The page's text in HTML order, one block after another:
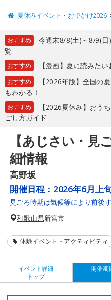
夏休みイベント・おでかけ2026
おすすめ
今週末8/8(土)～8/9(日
覧
おすすめ 【漫画】夏に読みた
おすすめ
【2026年版】全国の
もわかる！
おすすめ
【2026夏休み】おう
ごし方ガイド
【あじさい・見
細情報
高野坂
開催日程： 2026年6月上
見ごろ時期は気候等により前後す
和歌山県新宮市
体験イベント・アクティビティ
イベント詳細
トップ
開催期